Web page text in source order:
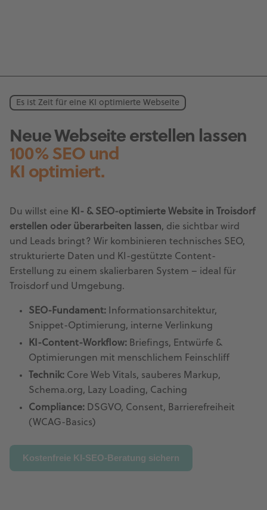
Es ist Zeit für eine KI optimierte Webseite
Neue Webseite erstellen lassen
100% SEO und
KI optimiert.
Du willst eine KI- & SEO-optimierte Website in Troisdorf
erstellen oder überarbeiten lassen, die sichtbar wird
und Leads bringt? Wir kombinieren technisches SEO,
strukturierte Daten und KI-gestützte Content-
Erstellung zu einem skalierbaren System – ideal für
Troisdorf und Umgebung.
SEO-Fundament: Informationsarchitektur,
Snippet-Optimierung, interne Verlinkung
KI-Content-Workflow: Briefings, Entwürfe &
Optimierungen mit menschlichem Feinschliff
Technik: Core Web Vitals, sauberes Markup,
Schema.org, Lazy Loading, Caching
Compliance: DSGVO, Consent, Barrierefreiheit
(WCAG-Basics)
Kostenfreie KI-SEO-Beratung sichern